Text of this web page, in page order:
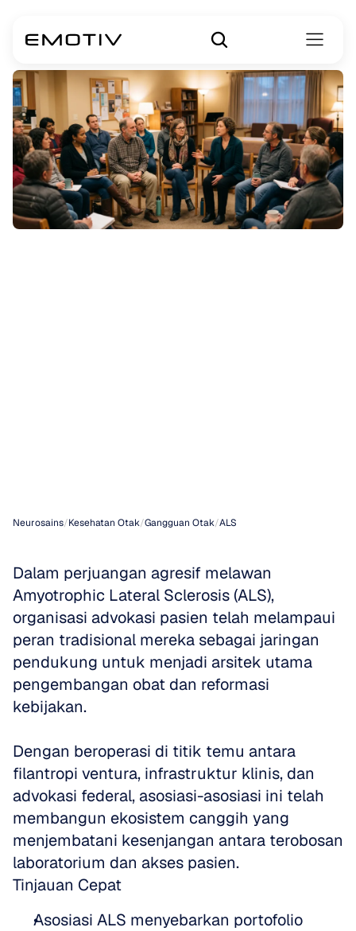
Neurosains/Kesehatan Otak/Gangguan Otak/ALS
Dalam perjuangan agresif melawan
Amyotrophic Lateral Sclerosis (ALS),
organisasi advokasi pasien telah melampaui
peran tradisional mereka sebagai jaringan
pendukung untuk menjadi arsitek utama
pengembangan obat dan reformasi
kebijakan.
Dengan beroperasi di titik temu antara
filantropi ventura, infrastruktur klinis, dan
advokasi federal, asosiasi-asosiasi ini telah
membangun ekosistem canggih yang
menjembatani kesenjangan antara terobosan
laboratorium dan akses pasien.
Tinjauan Cepat
Asosiasi ALS menyebarkan portofolio